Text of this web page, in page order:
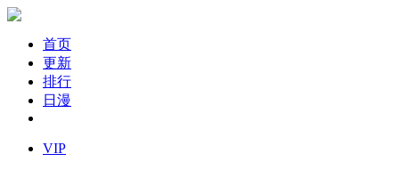
首页
更新
排行
日漫
VIP